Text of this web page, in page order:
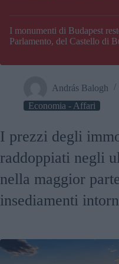
I monumenti di Budapest
Parlamento, del Castello di
András Balogh
Economia - Affari
I prezzi degli
raddoppiati negli
nella maggior
insediamenti